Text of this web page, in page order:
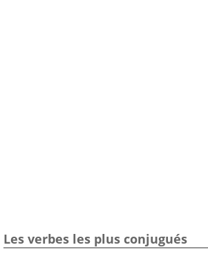
Les verbes les plus conjugués